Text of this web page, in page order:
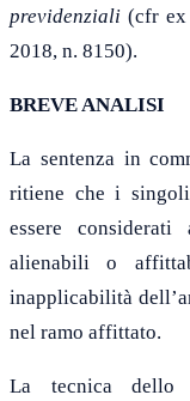
previdenziali (cfr ex
2018, n. 8150).
BREVE ANALISI
La sentenza in
ritiene che i
essere
alienabili o
inapplicabilità
nel ramo affittato.
La tecnica dello